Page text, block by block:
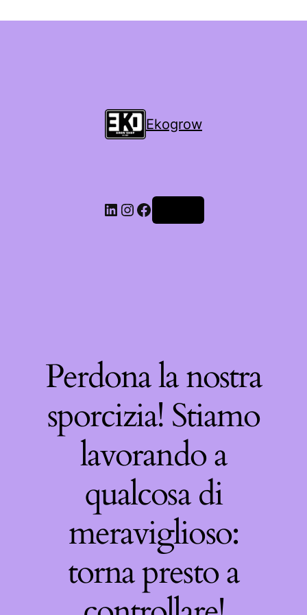
Ekogrow
Perdona la nostra
sporcizia! Stiamo
lavorando a
qualcosa di
meraviglioso:
torna presto a